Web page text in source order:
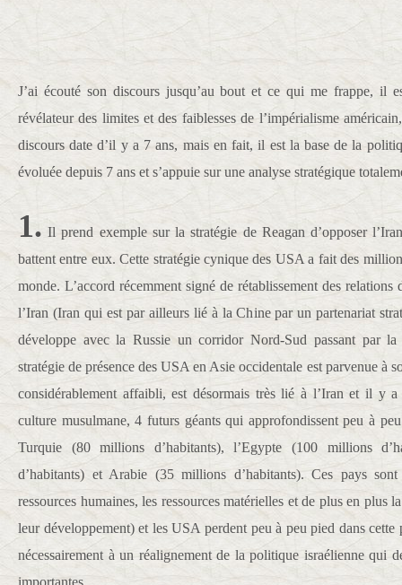
J’ai écouté son discours jusqu’au bout et ce qui me frappe, il
révélateur des limites et des faiblesses de l’impérialisme
discours date d’il y a 7 ans, mais en fait, il est la base de la
évoluée depuis 7 ans et s’appuie sur une analyse stratégique
1. Il prend exemple sur la stratégie de Reagan d’opposer
battent entre eux. Cette stratégie cynique des USA a fait des
monde. L’accord récemment signé de rétablissement des
l’Iran (Iran qui est par ailleurs lié à la Chine par un partenariat
développe avec la Russie un corridor Nord-Sud passant par la
stratégie de présence des USA en Asie occidentale est parvenue à
considérablement affaibli, est désormais très lié à l’Iran et il y a
culture musulmane, 4 futurs géants qui approfondissent peu à
Turquie (80 millions d’habitants), l’Egypte (100 millions
d’habitants) et Arabie (35 millions d’habitants). Ces pays
ressources humaines, les ressources matérielles et de plus en plus
leur développement) et les USA perdent peu à peu pied dans cette
nécessairement à un réalignement de la politique israélienne qui
importantes.